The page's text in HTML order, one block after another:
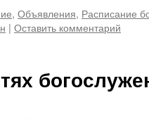
, Объявления, Расписание
| Оставить комментарий